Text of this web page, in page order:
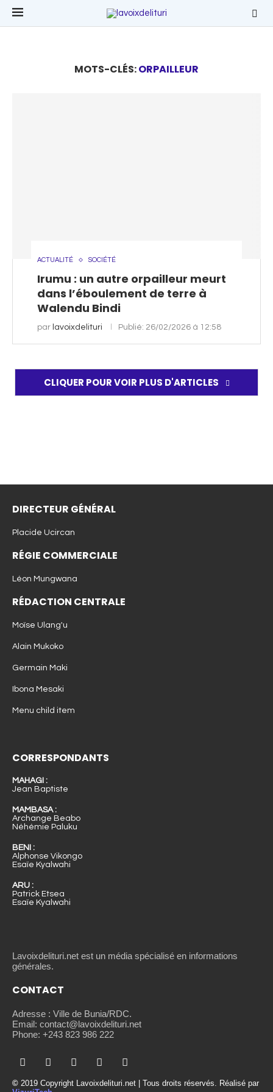
MOTS-CLÉS:ORPAILLEUR
ACTUALITÉ SOCIÉTÉ
Irumu : un autre orpailleur meurt
dans l’éboulement de terre à
Walendu Bindi
par lavoixdelituri Publié: 26/02/2026 à 12:58
CLIQUER POUR VOIR PLUS D'ARTICLES
Lavoixdelituri.net est un média spécialisé en informations
générales.
CONTACT
Adresse : Ville de Bunia/RDC.
Email: contact@lavoixdelituri.net
Phone: +243 823 986 222
© 2019 Copyright Lavoixdelituri.net | Tous droits réservés. Réalisé par
DIRECTEUR GÉNÉRAL
Placide Ucircan
RÉGIE COMMERCIALE
Léon Mungwana
RÉDACTION CENTRALE
Moïse Ulang'u
Alain Mukoko
Germain Maki
Ibona Mesaki
Menu child item
CORRESPONDANTS
MAHAGI :
Jean Baptiste
MAMBASA :
Archange Beabo
Néhémie Paluku
BENI :
Alphonse Vikongo
Esaïe Kyalwahi
ARU :
Patrick Etsea
Esaïe Kyalwahi